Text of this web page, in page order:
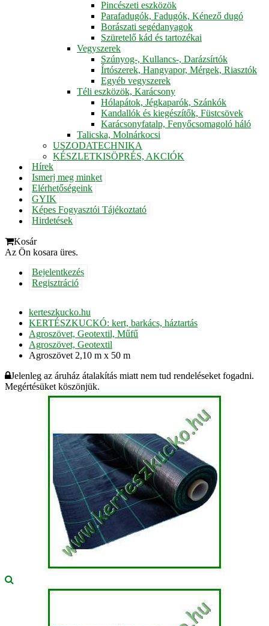
Pincészeti eszközök
Parafadugók, Fadugók, Kénező dugó
Borászati segédanyagok
Szüretelő kád és tartozékai
Vegyszerek
Szúnyog-, Kullancs-, Darázsírtók
Írtószerek, Hangyapor, Mérgek, Riasztók
Egyéb vegyszerek
Téli eszközök, Karácsony
Hólapátok, Jégkaparók, Szánkók
Kandallók és kiegészítők, Füstcsövek
Karácsonyfatalp, Fenyőcsomagoló háló
Talicska, Molnárkocsi
USZODATECHNIKA
KÉSZLETKISÖPRÉS, AKCIÓK
Hírek
Ismerj meg minket
Elérhetőségeink
GYIK
Képes Fogyasztói Tájékoztató
Hirdetések
Kosár
Az Ön kosara üres.
Bejelentkezés
Regisztráció
kerteszkucko.hu
KERTÉSZKUCKÓ: kert, barkács, háztartás
Agroszövet, Geotextil, Műfű
Agroszövet, Geotextil
Agroszövet 2,10 m x 50 m
Jelenleg az áruház átalakítás miatt nem tud rendeléseket fogadni.
Megértésüket köszönjük.